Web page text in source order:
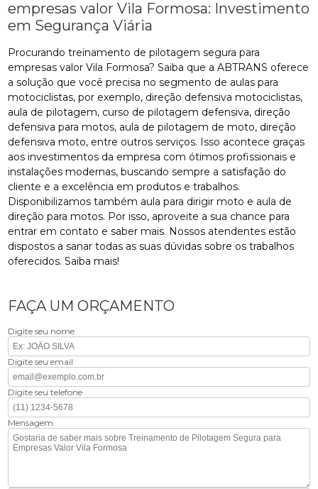
empresas valor Vila Formosa: Investimento
em Segurança Viária
Procurando treinamento de pilotagem segura para
empresas valor Vila Formosa? Saiba que a ABTRANS oferece
a solução que você precisa no segmento de aulas para
motociclistas, por exemplo, direção defensiva motociclistas,
aula de pilotagem, curso de pilotagem defensiva, direção
defensiva para motos, aula de pilotagem de moto, direção
defensiva moto, entre outros serviços. Isso acontece graças
aos investimentos da empresa com ótimos profissionais e
instalações modernas, buscando sempre a satisfação do
cliente e a excelência em produtos e trabalhos.
Disponibilizamos também aula para dirigir moto e aula de
direção para motos. Por isso, aproveite a sua chance para
entrar em contato e saber mais. Nossos atendentes estão
dispostos a sanar todas as suas dúvidas sobre os trabalhos
oferecidos. Saiba mais!
FAÇA UM ORÇAMENTO
Digite seu nome
Digite seu email
Digite seu telefone
Mensagem